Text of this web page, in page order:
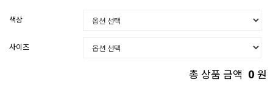
색상
사이즈
총 상품 금액 0 원